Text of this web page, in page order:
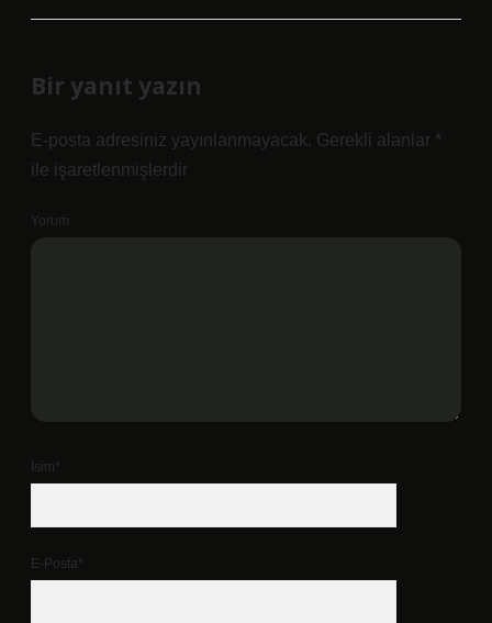
Bir yanıt yazın
E-posta adresiniz yayınlanmayacak. Gerekli alanlar *
ile işaretlenmişlerdir
Yorum
İsim*
E-Posta*